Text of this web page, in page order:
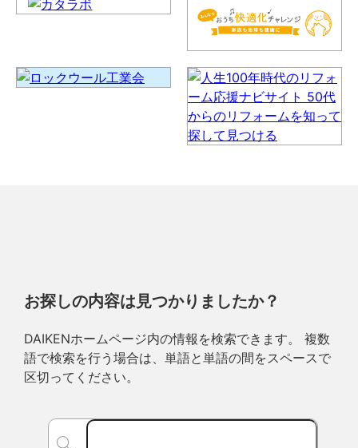
お探しの内容は見つかりましたか？
DAIKENホームページ内の情報を検索できます。 複数
語で検索を行う場合は、単語と単語の間をスペースで
区切ってください。